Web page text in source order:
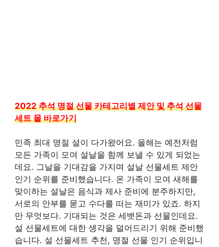
2022 추석 명절 선물 카테고리별 제안 및 추석 선물
세트 몰 바로가기
민족 최대 명절 설이 다가왔어요. 올해는 예전처럼
모든 가족이 모여 설날을 함께 보낼 수 있게 되었는
데요. 그날을 기대감을 가지며 설날 선물세트 제안
인기 순위를 준비했습니다. 온 가족이 모여 새해를
맞이하는 설날은 음식과 제사 준비에 분주하지만,
서로의 안부를 묻고 수다를 떠는 재미가 있죠. 하지
만 무엇보다. 기대되는 것은 세뱃돈과 선물인데요.
설 선물세트에 대한 생각을 덜어드리기 위해 준비했
습니다. 설 선물세트 추천, 명절 선물 인기 순위입니